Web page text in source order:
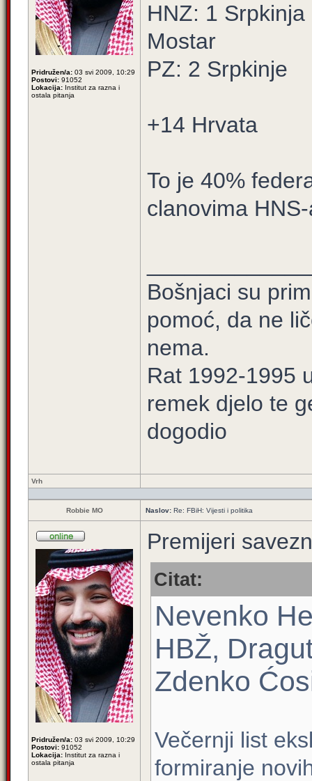
Pridružen/a: 03 svi 2009, 10:29
Postovi: 91052
Lokacija: Institut za razna i
ostala pitanja
HNZ: 1
Mostar
PZ: 2 Srpkinje
+14 Hrvata
To je 40%
clanovima
Bošnjaci su
pomoć, da ne
nema.
Rat 1992-1995
remek djelo te
dogodio
Vrh
Robbie MO Naslov: Re: FBiH: Vijesti i politika
Pridružen/a: 03 svi 2009, 10:29
Postovi: 91052
Lokacija: Institut za razna i
ostala pitanja
Premijeri
Citat:
Nevenko
HBŽ,
Zdenko
Večernji list
formiranje